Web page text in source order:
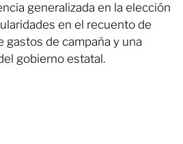
generalizada en la elección
en el recuento de
gastos de campaña y una
gobierno estatal.